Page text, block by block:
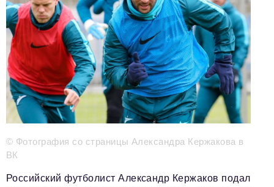
Информационный отдел
info@business-magazine.online
Отдел рекламы
reklama@business-magazine.online
Отдел распространения/редакционная подписка
podpiska@business-magazine.online
Отдел по работе с партнерами
partner@business-magazine.online
© Фотография со страницы Александра Кержакова в
ВК
Российский футболист Александр Кержаков подал